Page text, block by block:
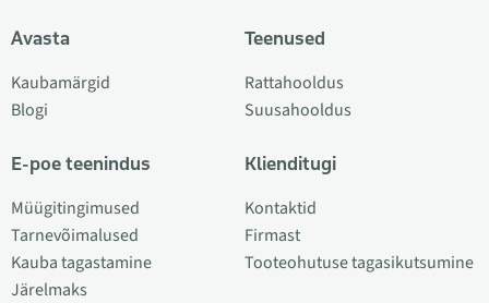
Avasta
Kaubamärgid
Blogi
E-poe teenindus
Müügitingimused
Tarnevõimalused
Kauba tagastamine
Järelmaks
Teenused
Rattahooldus
Suusahooldus
Klienditugi
Kontaktid
Firmast
Tooteohutuse tagasikutsumine